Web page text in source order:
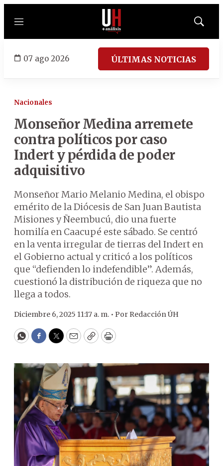
Menú
Mostrar
07 ago 2026 ÚLTIMAS NOTICIAS
Nacionales
Monseñor Medina arremete
contra políticos por caso
Indert y pérdida de poder
adquisitivo
Monseñor Mario Melanio Medina, el obispo
emérito de la Diócesis de San Juan Bautista
Misiones y Ñeembucú, dio una fuerte
homilía en Caacupé este sábado. Se centró
en la venta irregular de tierras del Indert en
el Gobierno actual y criticó a los políticos
que “defienden lo indefendible”. Además,
cuestionó la distribución de riqueza que no
llega a todos.
Diciembre 6, 2025 11:17 a. m. • Por Redacción ÚH
WhatsApp
Facebook
Twitter
EmailCopyPrint